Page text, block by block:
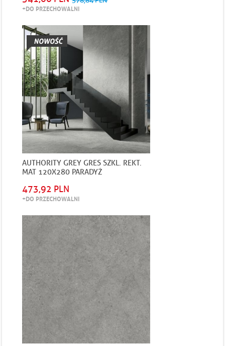
+DO PRZECHOWALNI
AUTHORITY GREY GRES SZKL. REKT.
MAT 120X280 PARADYŻ
473,92 PLN
+DO PRZECHOWALNI